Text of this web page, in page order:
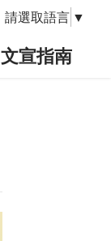
請選取語言 ▼
文宣指南